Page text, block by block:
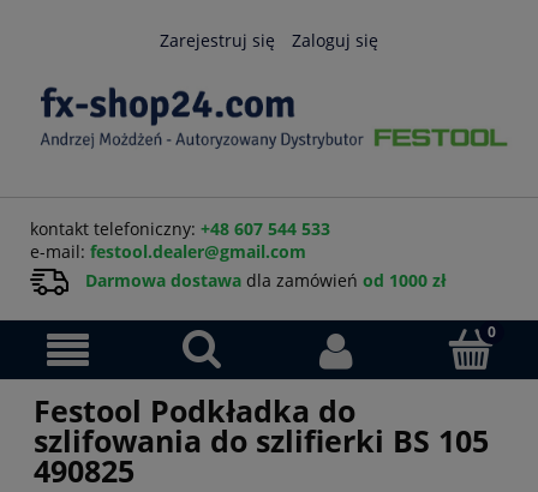
Zarejestruj się Zaloguj się
kontakt telefoniczny: +48 607 544 533
e-mail: festool.dealer@gmail.com
Darmowa dostawa dla zamówień od 1000 zł
Festool Podkładka do
szlifowania do szlifierki BS 105
490825